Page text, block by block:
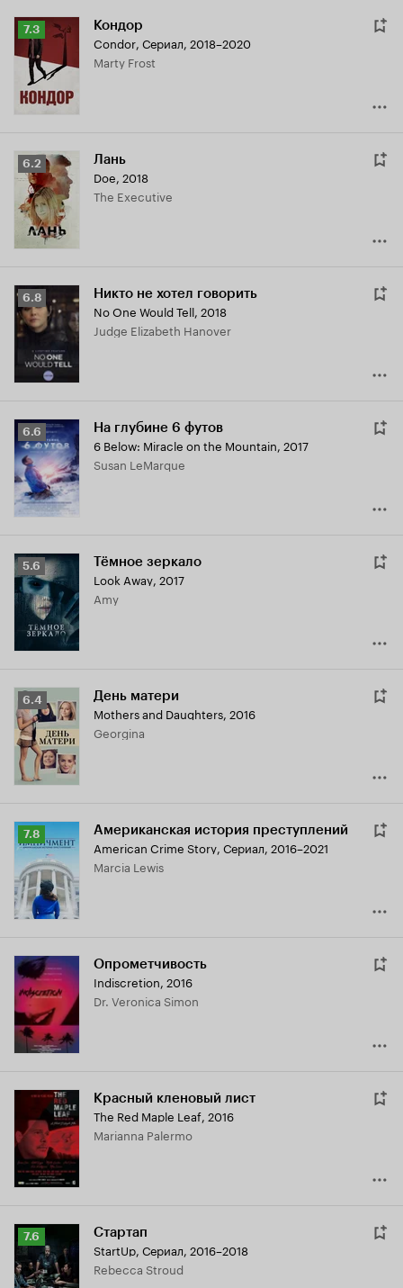
Рейтинг
Кинопоиска
7.3
7.3 Кондор
Condor, Сериал, 2018–2020
Marty Frost
Рейтинг
Кинопоиска
6.2
6.2 Лань
Doe, 2018
The Executive
Рейтинг
Кинопоиска
6.8
6.8 Никто не хотел говорить
No One Would Tell, 2018
Judge Elizabeth Hanover
Рейтинг
Кинопоиска
6.6
6.6 На глубине 6 футов
6 Below: Miracle on the Mountain, 2017
Susan LeMarque
Рейтинг
Кинопоиска
5.6
5.6 Тёмное зеркало
Look Away, 2017
Amy
Рейтинг
Кинопоиска
6.4
6.4 День матери
Mothers and Daughters, 2016
Georgina
Рейтинг
Кинопоиска
7.8
7.8 Американская история преступлений
American Crime Story, Сериал, 2016–2021
Marcia Lewis
Опрометчивость
Indiscretion, 2016
Dr. Veronica Simon
Красный кленовый лист
The Red Maple Leaf, 2016
Marianna Palermo
Рейтинг
Кинопоиска
7.6
7.6 Стартап
StartUp, Сериал, 2016–2018
Rebecca Stroud